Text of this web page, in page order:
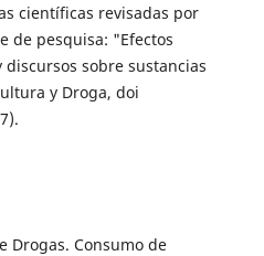
científicas revisadas por
de pesquisa: "Efectos
sobre sustancias
y Droga, doi
Drogas. Consumo de